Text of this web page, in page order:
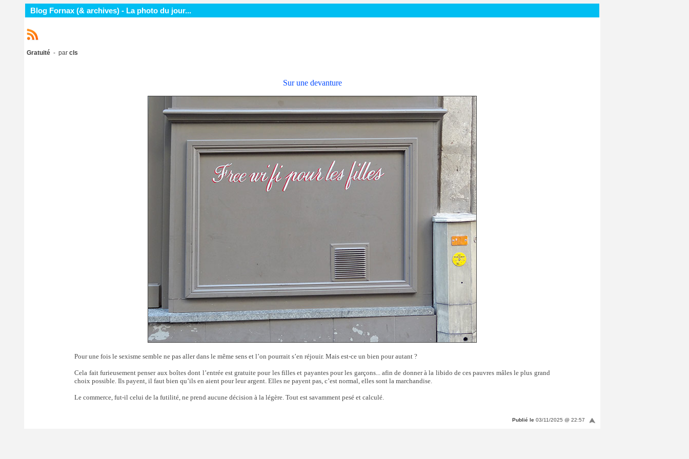
Blog Fornax (& archives) - La photo du jour...
Gratuité - par cls
Sur une devanture
Pour une fois le sexisme semble ne pas aller dans le même sens et l’on pourrait s’en réjouir. Mais est-ce un bien pour autant ?
Cela fait furieusement penser aux boîtes dont l’entrée est gratuite pour les filles et payantes pour les garçons... afin de donner à la libido de ces pauvres mâles le plus grand
choix possible. Ils payent, il faut bien qu’ils en aient pour leur argent. Elles ne payent pas, c’est normal, elles sont la marchandise.
Le commerce, fut-il celui de la futilité, ne prend aucune décision à la légère. Tout est savamment pesé et calculé.
Publié le 03/11/2025 @ 22:57